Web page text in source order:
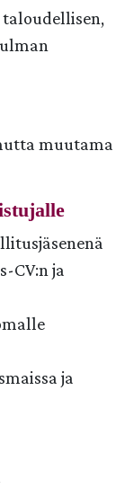
muutama
CV:n ja
ja